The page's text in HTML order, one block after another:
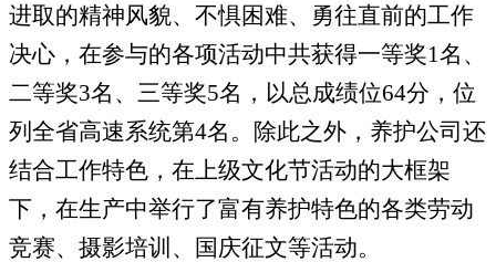
进取的精神风貌、不惧困难、勇往直前的工作
决心，在参与的各项活动中共获得一等奖1名、
二等奖3名、三等奖5名，以总成绩位64分，位
列全省高速系统第4名。除此之外，养护公司还
结合工作特色，在上级文化节活动的大框架
下，在生产中举行了富有养护特色的各类劳动
竞赛、摄影培训、国庆征文等活动。